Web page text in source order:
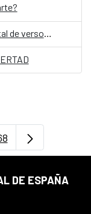
"Dame un poema": un dispensador digital de versos, en el Día Mundial de la Poesía
Pages Use
Page
DE ESPAÑA